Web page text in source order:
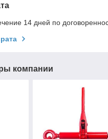
14 дней по
компании